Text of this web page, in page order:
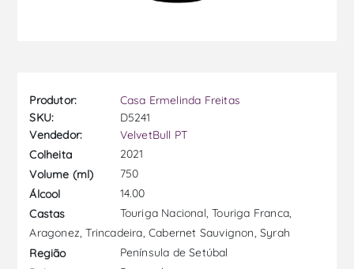
Produtor:
Casa Ermelinda Freitas
SKU:
D5241
Vendedor:
VelvetBull PT
Colheita
2021
Volume (ml)
750
Álcool
14.00
Castas
Touriga Nacional, Touriga Franca,
Aragonez, Trincadeira, Cabernet Sauvignon, Syrah
Região
Península de Setúbal